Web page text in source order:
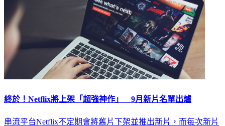
終於！Netflix將上架「超強神作」 9月新片名單出爐
串流平台Netflix不定期會將舊片下架並推出新片，而每次新片